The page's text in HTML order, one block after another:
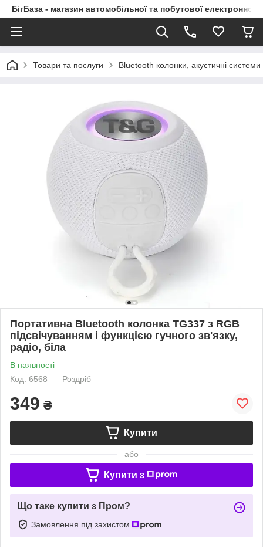
БігБаза - магазин автомобільної та побутової електронної
Товари та послуги Bluetooth колонки, акустичні системи
Портативна Bluetooth колонка TG337 з RGB
підсвічуванням і функцією гучного зв'язку,
радіо, біла
В наявності
Код: 6568
Роздріб
349 ₴
Купити
або
Купити з
Що таке купити з Пром?
Замовлення під захистом